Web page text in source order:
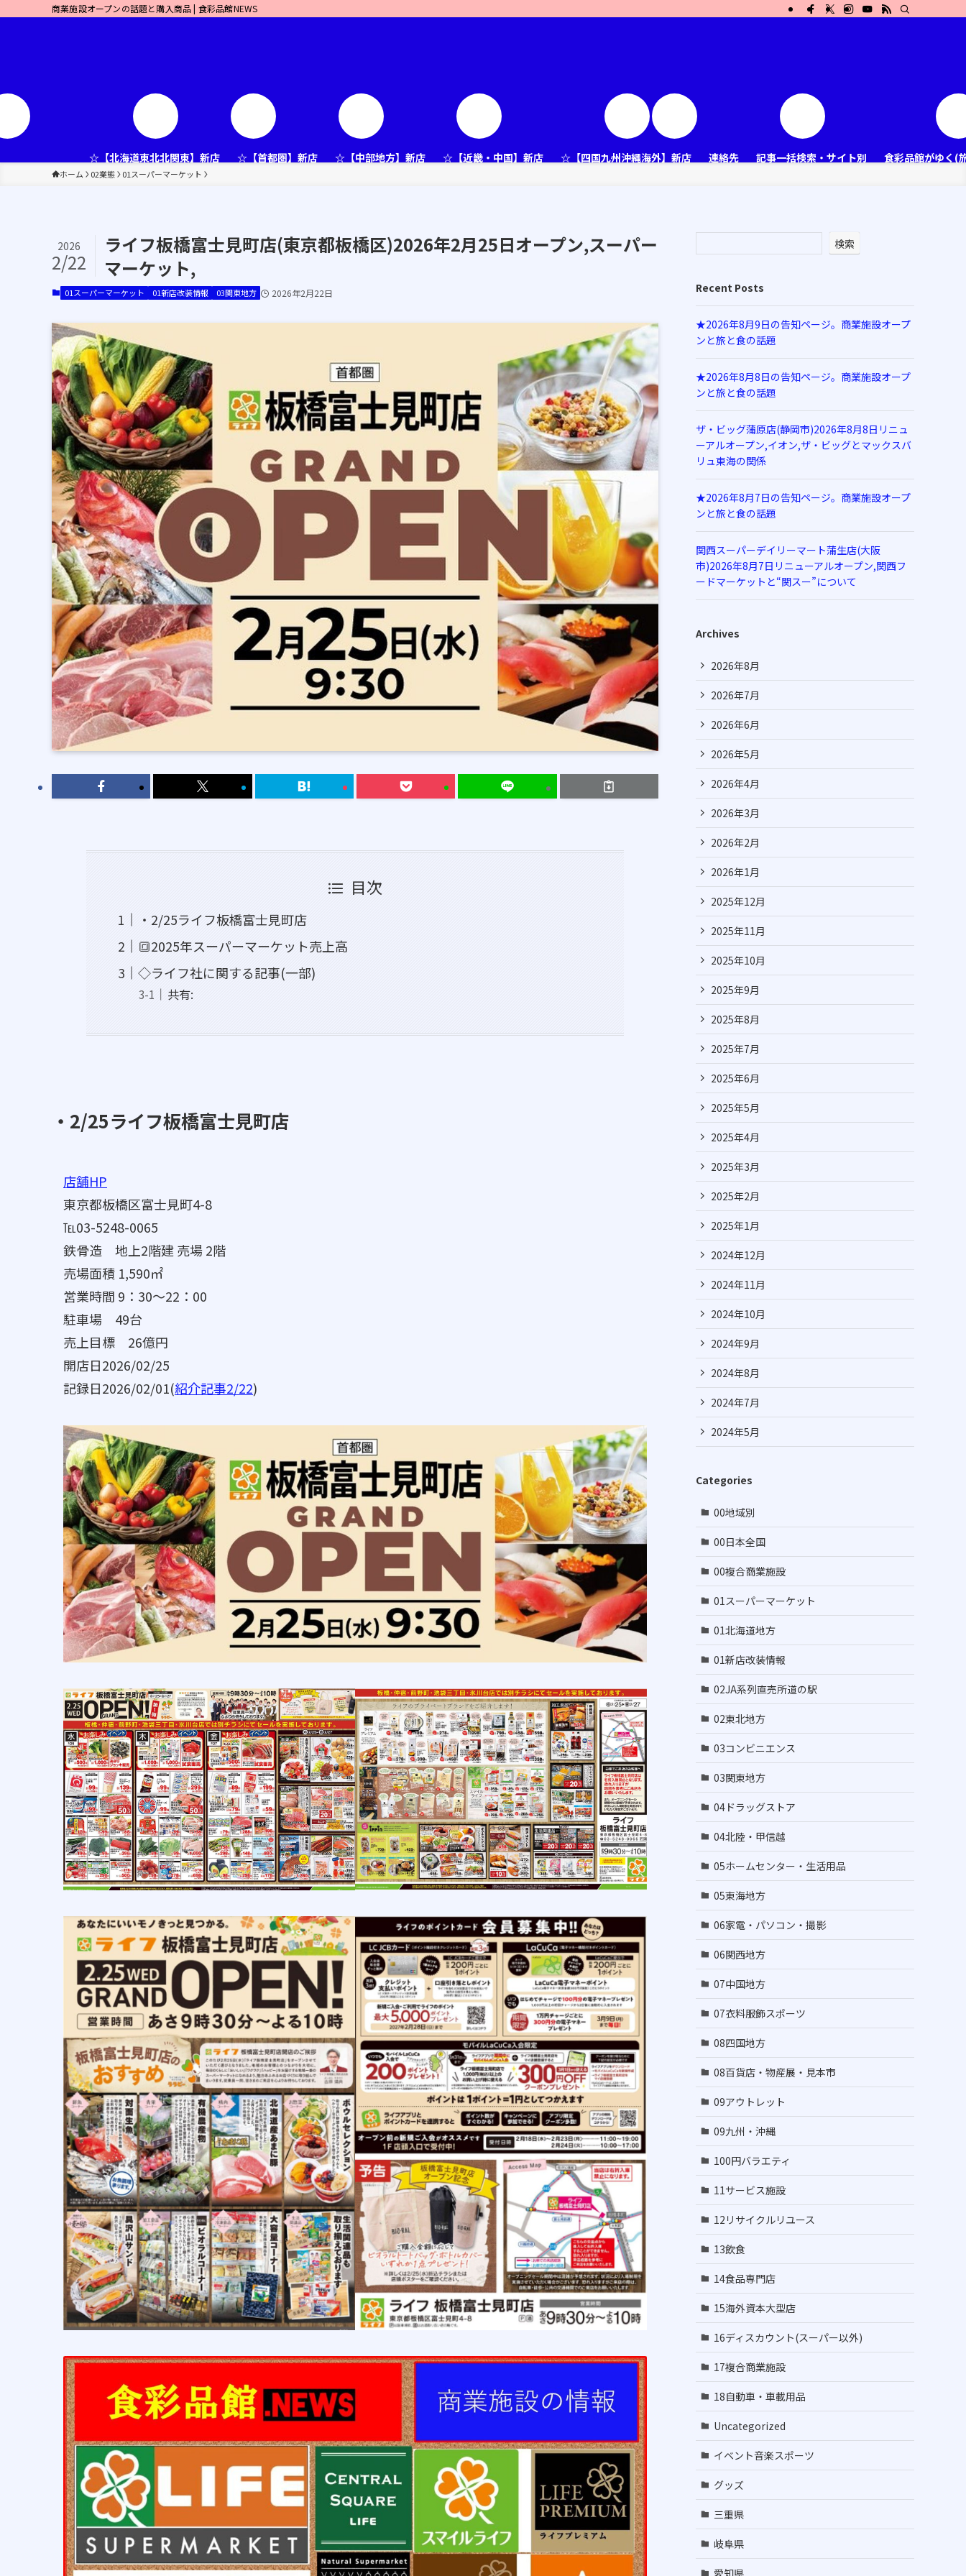
商業施設オープンの話題と購入商品 | 食彩品館NEWS
☆【北海道東北北関東】新店 ☆【首都圏】新店 ☆【中部地方】新店 ☆【近畿・中国】新店 ☆【四国九州沖縄海外】新店 連絡先 記事一括検索・サイト別 食彩品館がゆく(
ホーム 02業態 01スーパーマーケット
ライフ板橋富士見町店(東京都板橋区)2026年2月25日オープン,スーパー
マーケット,
2026
2/22
01スーパーマーケット 01新店改装情報 03関東地方 2026年2月22日
目次
・2/25ライフ板橋富士見町店
🔳2025年スーパーマーケット売上高
◇ライフ社に関する記事(一部)
共有:
・2/25ライフ板橋富士見町店
店舗HP
東京都板橋区富士見町4-8
℡03-5248-0065
鉄骨造 地上2階建 売場 2階
売場面積 1,590㎡
営業時間 9：30～22：00
駐車場 49台
売上目標 26億円
開店日2026/02/25
記録日2026/02/01(紹介記事2/22)
検索
Recent Posts
★2026年8月9日の告知ページ。商業施設オープ
ンと旅と食の話題
★2026年8月8日の告知ページ。商業施設オープ
ンと旅と食の話題
ザ・ビッグ蒲原店(静岡市)2026年8月8日リニュ
ーアルオープン,イオン,ザ・ビッグとマックスバ
リュ東海の関係
★2026年8月7日の告知ページ。商業施設オープ
ンと旅と食の話題
関西スーパーデイリーマート蒲生店(大阪
市)2026年8月7日リニューアルオープン,関西フ
ードマーケットと“関スー”について
Archives
2026年8月
2026年7月
2026年6月
2026年5月
2026年4月
2026年3月
2026年2月
2026年1月
2025年12月
2025年11月
2025年10月
2025年9月
2025年8月
2025年7月
2025年6月
2025年5月
2025年4月
2025年3月
2025年2月
2025年1月
2024年12月
2024年11月
2024年10月
2024年9月
2024年8月
2024年7月
2024年5月
Categories
00地域別
00日本全国
00複合商業施設
01スーパーマーケット
01北海道地方
01新店改装情報
02JA系列直売所道の駅
02東北地方
03コンビニエンス
03関東地方
04ドラッグストア
04北陸・甲信越
05ホームセンター・生活用品
05東海地方
06家電・パソコン・撮影
06関西地方
07中国地方
07衣料服飾スポーツ
08四国地方
08百貨店・物産展・見本市
09アウトレット
09九州・沖縄
100円バラエティ
11サービス施設
12リサイクルリユース
13飲食
14食品専門店
15海外資本大型店
16ディスカウント(スーパー以外)
17複合商業施設
18自動車・車載用品
Uncategorized
イベント音楽スポーツ
グッズ
三重県
岐阜県
愛知県